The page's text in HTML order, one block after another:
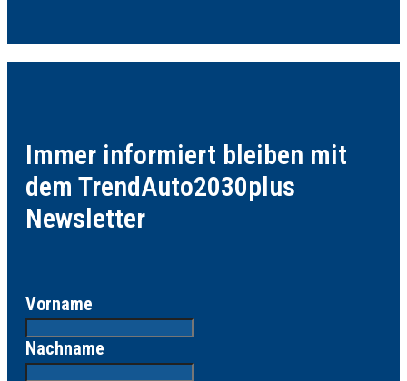
Immer informiert bleiben mit
dem TrendAuto2030plus
Newsletter
Vorname
Nachname